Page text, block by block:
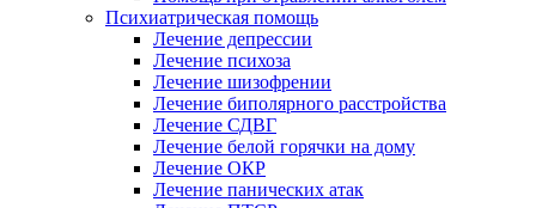
Психиатрическая помощь
Лечение депрессии
Лечение психоза
Лечение шизофрении
Лечение биполярного расстройства
Лечение СДВГ
Лечение белой горячки на дому
Лечение ОКР
Лечение панических атак